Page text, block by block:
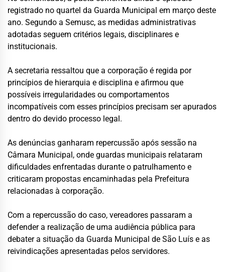
registrado no quartel da Guarda Municipal em março deste
ano. Segundo a Semusc, as medidas administrativas
adotadas seguem critérios legais, disciplinares e
institucionais.
A secretaria ressaltou que a corporação é regida por
princípios de hierarquia e disciplina e afirmou que
possíveis irregularidades ou comportamentos
incompatíveis com esses princípios precisam ser apurados
dentro do devido processo legal.
As denúncias ganharam repercussão após sessão na
Câmara Municipal, onde guardas municipais relataram
dificuldades enfrentadas durante o patrulhamento e
criticaram propostas encaminhadas pela Prefeitura
relacionadas à corporação.
Com a repercussão do caso, vereadores passaram a
defender a realização de uma audiência pública para
debater a situação da Guarda Municipal de São Luís e as
reivindicações apresentadas pelos servidores.